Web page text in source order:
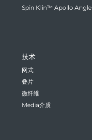
Spin Klin™ Apollo Angle
技术
网式
叠片
微纤维
Media介质